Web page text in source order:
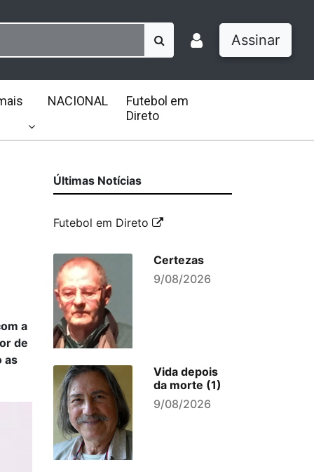
Assinar
NACIONAL
Futebol em
Direto
a
de
as
Últimas Notícias
Futebol em Direto
Certezas
9/08/2026
Vida depois
da morte (1)
9/08/2026